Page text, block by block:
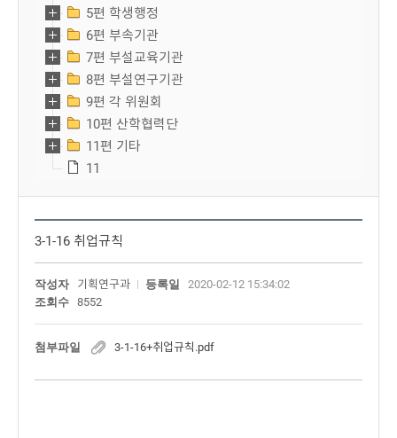
5편 학생행정
6편 부속기관
7편 부설교육기관
8편 부설연구기관
9편 각 위원회
10편 산학협력단
11편 기타
11
3-1-16 취업규칙
작성자 기획연구과 등록일
2020-02-12 15:34:02
조회수
8552
첨부파일 3-1-16+취업규칙.pdf